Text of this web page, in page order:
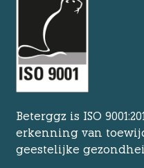
Beterggz is ISO
erkenning van
geestelijke